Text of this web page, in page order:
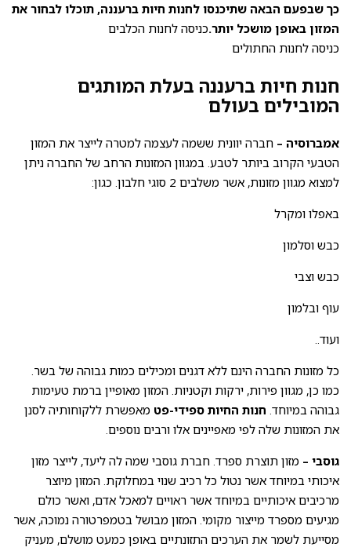
כך שבפעם הבאה שתיכנסו לחנות חיות ברעננה, תוכלו לבחור את
המזון באופן מושכל יותר.כניסה לחנות הכלבים
כניסה לחנות החתולים
חנות חיות ברעננה בעלת המותגים
המובילים בעולם
אמברוסיה – חברה יוונית ששמה לעצמה למטרה לייצר את המזון
הטבעי הקרוב ביותר לטבע. במגוון המזונות הרחב של החברה ניתן
למצוא מגוון מזונות, אשר משלבים 2 סוגי חלבון. כגון:
באפלו ומקרל
כבש וסלמון
כבש וצבי
עוף ובלמון
ועוד..
כל מזונות החברה הינם ללא דגנים ומכילים כמות גבוהה של בשר.
כמו כן, מגוון פירות, ירקות וקטניות. המזון מאופיין ברמת טעימות
גבוהה במיוחד. חנות החיות ספידי-פט מאפשרת ללקוחותיה לסנן
את המזונות שלה לפי מאפיינים אלו ורבים נוספים.
גוסבי – מזון תוצרת ספרד. חברת גוסבי שמה לה ליעד, לייצר מזון
איכותי במיוחד אשר נטול כל רכיב שנוי במחלוקת. המזון מיוצר
מרכיבים איכותיים במיוחד אשר ראויים למאכל אדם, ואשר כולם
מגיעים מספרד מייצור מקומי. המזון מבושל בטמפרטורה נמוכה, אשר
מסייעת לשמר את הערכים התזונתיים באופן כמעט מושלם, מעניק